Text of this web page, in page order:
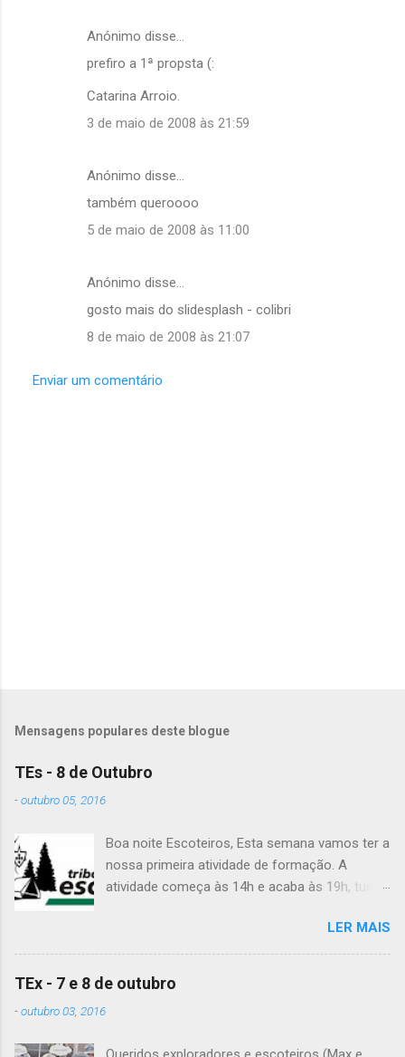
Anónimo disse…
prefiro a 1ª propsta (:
Catarina Arroio.
3 de maio de 2008 às 21:59
Anónimo disse…
também queroooo
5 de maio de 2008 às 11:00
Anónimo disse…
gosto mais do slidesplash - colibri
8 de maio de 2008 às 21:07
Enviar um comentário
Mensagens populares deste blogue
TEs - 8 de Outubro
-outubro 05, 2016
Boa noite Escoteiros, Esta semana vamos ter a
nossa primeira atividade de formação. A
atividade começa às 14h e acaba às 19h, tudo
lanche (não pode ser dinheiro!), água, papel e
caneta. Para a Diana, a Inês, o Dawton,
Valentino e Rafael a atividade começa à 13h .
LER MAIS
TEx - 7 e 8 de outubro
-outubro 03, 2016